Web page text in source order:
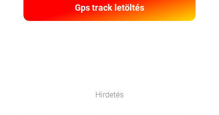
Gps track letöltés
Hirdetés